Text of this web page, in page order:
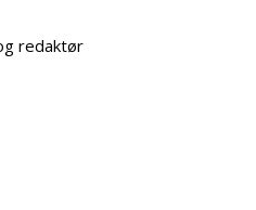
redaktør